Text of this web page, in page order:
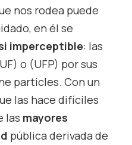
nos rodea puede
en él se
imperceptible: las
o (UFP) por sus
particles. Con un
las hace difíciles
las mayores
pública derivada de